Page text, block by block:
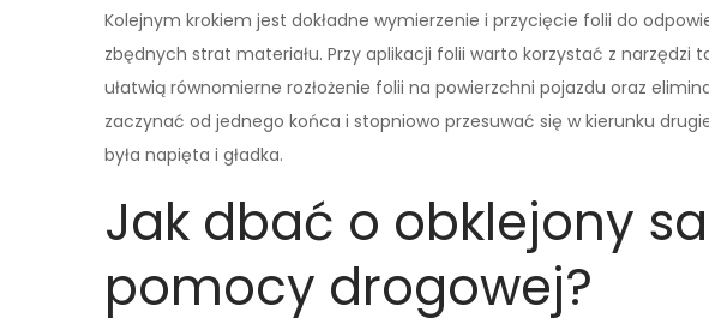
Kolejnym krokiem jest dokładne wymierzenie i przycięcie folii do
zbędnych strat materiału. Przy aplikacji folii warto korzystać z narzędzi
ułatwią równomierne rozłożenie folii na powierzchni pojazdu oraz
zaczynać od jednego końca i stopniowo przesuwać się w kierunku
była napięta i gładka.
Jak dbać o obklejony
pomocy drogowej?